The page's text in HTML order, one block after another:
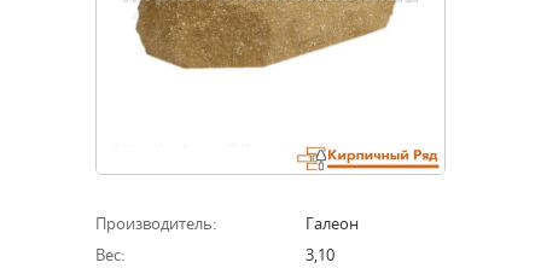
Производитель:
Галеон
Вес:
3,10